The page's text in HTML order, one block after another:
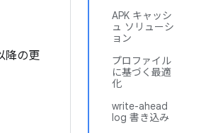
APK キャッシ
ュ ソリューシ
ョン
プロファイル
に基づく最適
化
write-ahead
log 書き込み
降の更